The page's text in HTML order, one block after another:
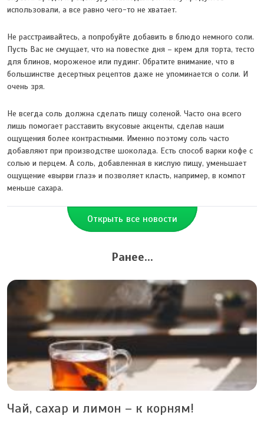
использовали, а все равно чего-то не хватает.
Не расстраивайтесь, а попробуйте добавить в блюдо немного соли.
Пусть Вас не смущает, что на повестке дня – крем для торта, тесто
для блинов, мороженое или пудинг. Обратите внимание, что в
большинстве десертных рецептов даже не упоминается о соли. И
очень зря.
Не всегда соль должна сделать пищу соленой. Часто она всего
лишь помогает расставить вкусовые акценты, сделав наши
ощущения более контрастными. Именно поэтому соль часто
добавляют при производстве шоколада. Есть способ варки кофе с
солью и перцем. А соль, добавленная в кислую пищу, уменьшает
ощущение «вырви глаз» и позволяет класть, например, в компот
меньше сахара.
Открыть все новости
Ранее...
Чай, сахар и лимон – к корням!